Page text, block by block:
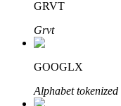
Investimento
Obtenha lucro a
GRVT
Grvt
GOOGLX
Alphabet tokenized